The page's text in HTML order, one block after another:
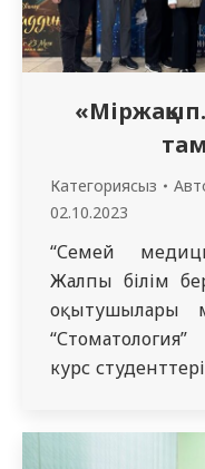
Категориясыз
02.10.2023
“Семей
Жалпы білім
оқытушылары
курс
Дулатұлының